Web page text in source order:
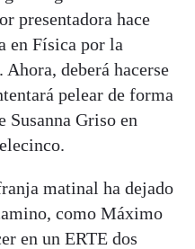
presentadora hace
en Física por la
deberá hacerse
pelear de forma
Susanna Griso en
matinal ha dejado
como Máximo
en un ERTE dos